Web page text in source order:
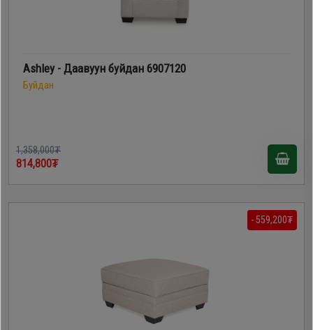
Ashley - Даавуун буйдан 6907120
Буйдан
1,358,000₮
814,800₮
- 559,200₮